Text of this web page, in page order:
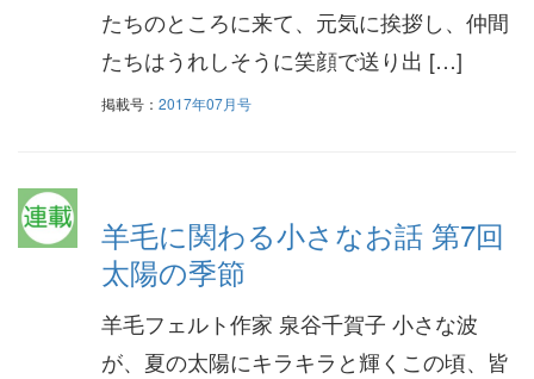
たちのところに来て、元気に挨拶し、仲間
たちはうれしそうに笑顔で送り出 […]
掲載号： 2017年07月号
羊毛に関わる小さなお話 第7回
太陽の季節
羊毛フェルト作家 泉谷千賀子 小さな波
が、夏の太陽にキラキラと輝くこの頃、皆